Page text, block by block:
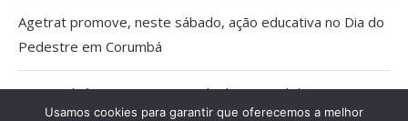
Agetrat promove, neste sábado, ação educativa no Dia do
Pedestre em Corumbá
AGU pedirá na Justiça a retirada do Discord do ar
Usamos cookies para garantir que oferecemos a melhor